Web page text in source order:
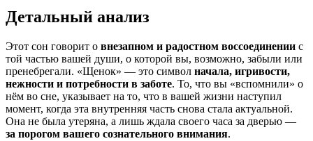
Детальный анализ
Этот сон говорит о внезапном и радостном воссоединении с
той частью вашей души, о которой вы, возможно, забыли или
пренебрегали. «Щенок» — это символ начала, игривости,
нежности и потребности в заботе. То, что вы «вспомнили» о
нём во сне, указывает на то, что в вашей жизни наступил
момент, когда эта внутренняя часть снова стала актуальной.
Она не была утеряна, а лишь ждала своего часа за дверью —
за порогом вашего сознательного внимания.